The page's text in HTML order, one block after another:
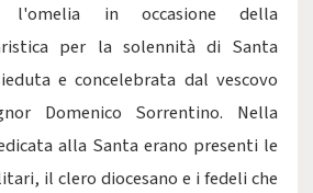
l'omelia in occasione della
per la solennità di Santa
e concelebrata dal vescovo
Domenico Sorrentino. Nella
alla Santa erano presenti le
il clero diocesano e i fedeli che